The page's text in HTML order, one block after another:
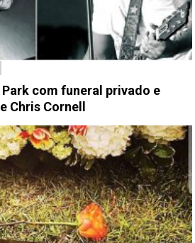
com funeral privado e
Chris Cornell